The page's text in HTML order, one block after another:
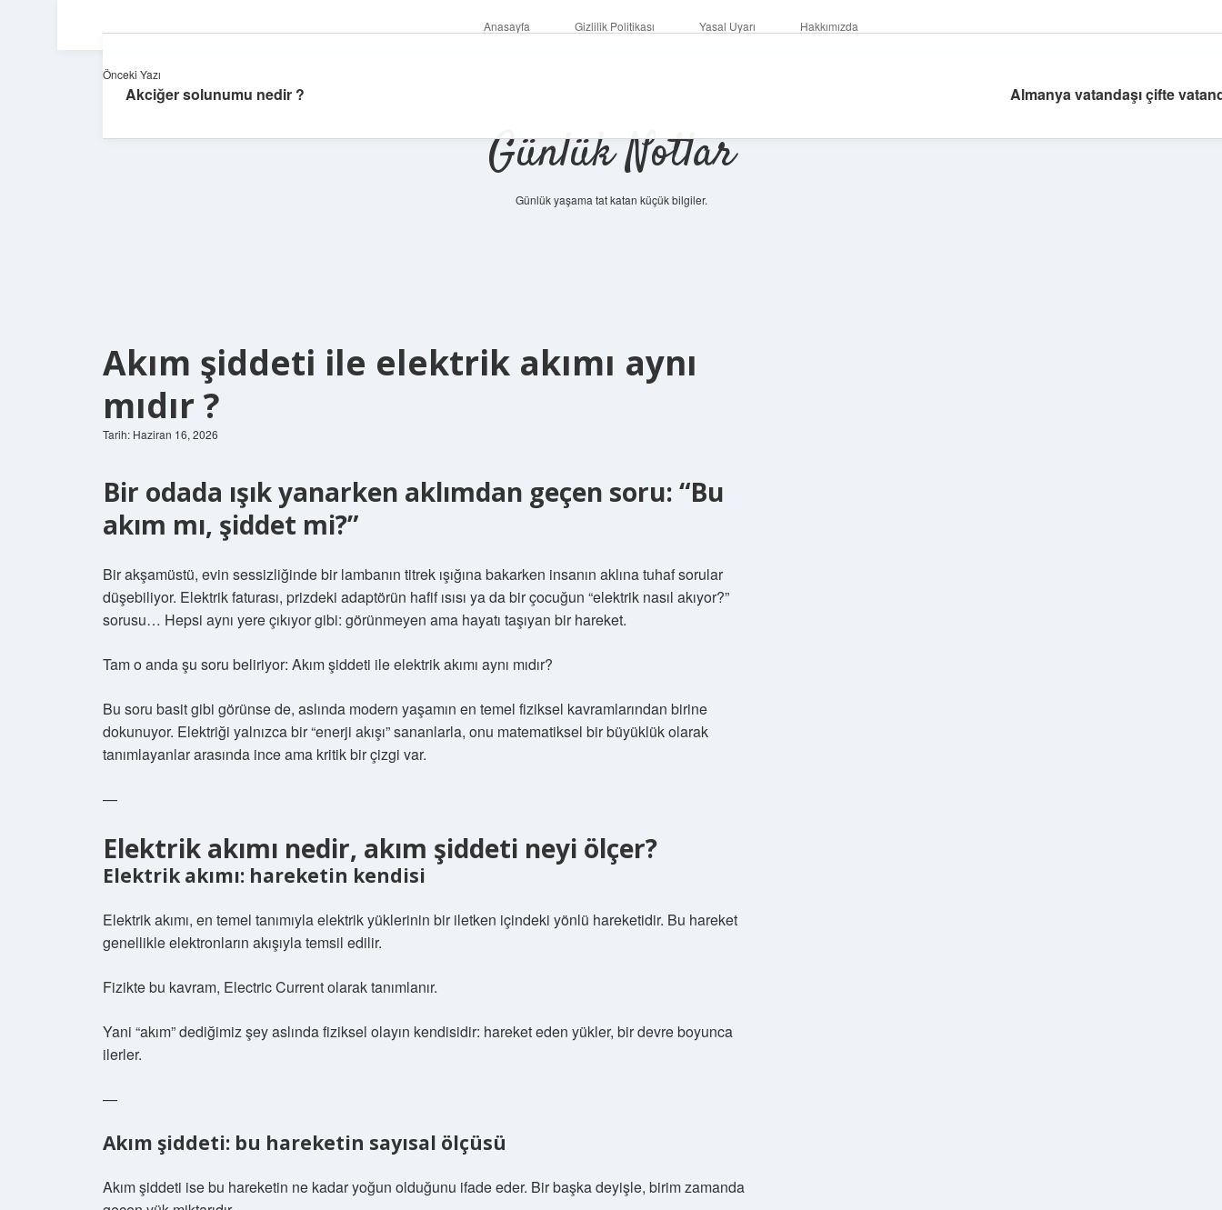
Anasayfa Gizlilik Politikası Yasal Uyarı Hakkımızda
Günlük Notlar
Günlük yaşama tat katan küçük bilgiler.
Akım şiddeti ile elektrik akımı aynı
mıdır ?
Tarih: Haziran 16, 2026
Bir odada ışık yanarken aklımdan geçen soru: “Bu
akım mı, şiddet mi?”
Bir akşamüstü, evin sessizliğinde bir lambanın titrek ışığına bakarken insanın aklına tuhaf sorular
düşebiliyor. Elektrik faturası, prizdeki adaptörün hafif ısısı ya da bir çocuğun “elektrik nasıl akıyor?”
sorusu… Hepsi aynı yere çıkıyor gibi: görünmeyen ama hayatı taşıyan bir hareket.
Tam o anda şu soru beliriyor: Akım şiddeti ile elektrik akımı aynı mıdır?
Bu soru basit gibi görünse de, aslında modern yaşamın en temel fiziksel kavramlarından birine
dokunuyor. Elektriği yalnızca bir “enerji akışı” sananlarla, onu matematiksel bir büyüklük olarak
tanımlayanlar arasında ince ama kritik bir çizgi var.
—
Elektrik akımı nedir, akım şiddeti neyi ölçer?
Elektrik akımı: hareketin kendisi
Elektrik akımı, en temel tanımıyla elektrik yüklerinin bir iletken içindeki yönlü hareketidir. Bu hareket
genellikle elektronların akışıyla temsil edilir.
Fizikte bu kavram, Electric Current olarak tanımlanır.
Yani “akım” dediğimiz şey aslında fiziksel olayın kendisidir: hareket eden yükler, bir devre boyunca
ilerler.
—
Akım şiddeti: bu hareketin sayısal ölçüsü
Akım şiddeti ise bu hareketin ne kadar yoğun olduğunu ifade eder. Bir başka deyişle, birim zamanda
Önceki Yazı
Akciğer solunumu nedir ? Almanya vatandaşı çifte